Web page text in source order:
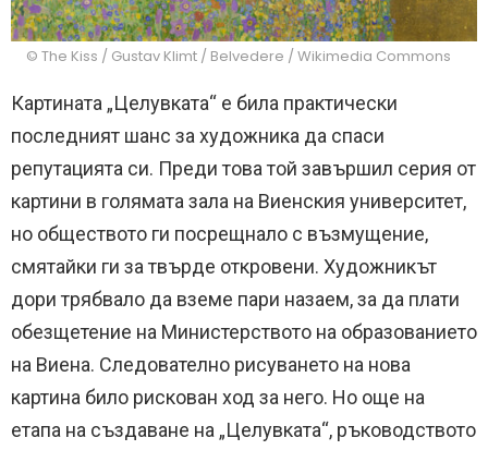
© The Kiss / Gustav Klimt / Belvedere / Wikimedia Commons
Картината „Целувката“ е била практически
последният шанс за художника да спаси
репутацията си. Преди това той завършил серия от
картини в голямата зала на Виенския университет,
но обществото ги посрещнало с възмущение,
смятайки ги за твърде откровени. Художникът
дори трябвало да вземе пари назаем, за да плати
обезщетение на Министерството на образованието
на Виена. Следователно рисуването на нова
картина било рискован ход за него. Но още на
етапа на създаване на „Целувката“, ръководството